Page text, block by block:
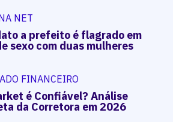
NET
a prefeito é flagrado em
sexo com duas mulheres
FINANCEIRO
é Confiável? Análise
da Corretora em 2026